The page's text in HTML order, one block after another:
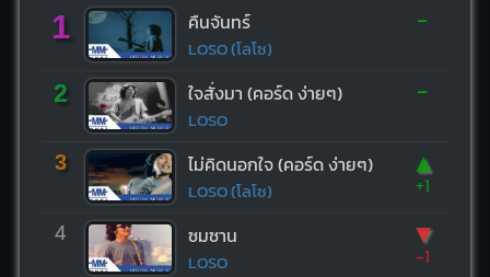
1 คืนจันทร์
LOSO (โลโซ)
-
2 ใจสั่งมา (คอร์ด ง่ายๆ)
LOSO
-
3 ไม่คิดนอกใจ (คอร์ด ง่ายๆ)
LOSO (โลโซ)
▲
+1
4 ซมซาน
LOSO
▼
-1